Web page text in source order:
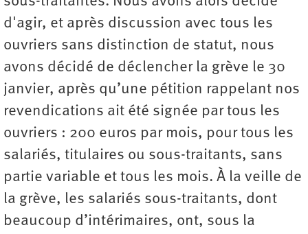
d'agir, et après discussion avec tous les
ouvriers sans distinction de statut, nous
avons décidé de déclencher la grève le 30
janvier, après qu’une pétition rappelant nos
revendications ait été signée par tous les
ouvriers : 200 euros par mois, pour tous les
salariés, titulaires ou sous-traitants, sans
partie variable et tous les mois. À la veille de
la grève, les salariés sous-traitants, dont
beaucoup d’intérimaires, ont, sous la